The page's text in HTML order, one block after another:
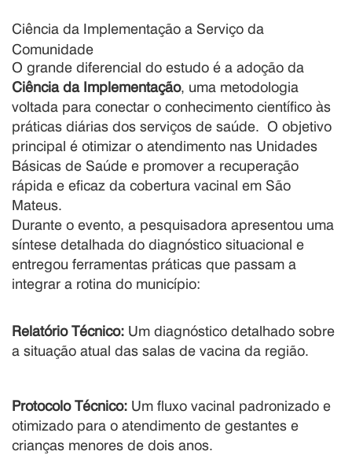
Ciência da Implementação a Serviço da
Comunidade
O grande diferencial do estudo é a adoção da
Ciência da Implementação, uma metodologia
voltada para conectar o conhecimento científico às
práticas diárias dos serviços de saúde. O objetivo
principal é otimizar o atendimento nas Unidades
Básicas de Saúde e promover a recuperação
rápida e eficaz da cobertura vacinal em São
Mateus.
Durante o evento, a pesquisadora apresentou uma
síntese detalhada do diagnóstico situacional e
entregou ferramentas práticas que passam a
integrar a rotina do município:
Relatório Técnico: Um diagnóstico detalhado sobre
a situação atual das salas de vacina da região.
Protocolo Técnico: Um fluxo vacinal padronizado e
otimizado para o atendimento de gestantes e
crianças menores de dois anos.